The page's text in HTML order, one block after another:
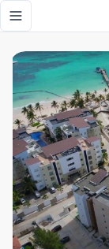
Toggle
LOS CORALES -